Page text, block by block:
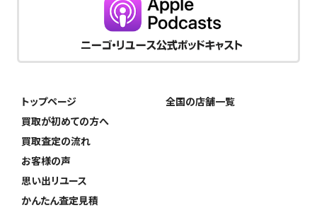
トップページ
買取が初めての方へ
買取査定の流れ
お客様の声
思い出リユース
かんたん査定見積
全国の店舗一覧